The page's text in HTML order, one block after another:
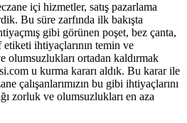
içi hizmetler, satış pazarlama
Bu süre zarfında ilk bakışta
gibi görünen poşet, bez çanta,
ihtiyaçlarının temin ve
olumsuzlukları ortadan kaldırmak
u kurma kararı aldık. Bu karar ile
çalışanlarımızın bu gibi ihtiyaçlarını
zorluk ve olumsuzlukları en aza